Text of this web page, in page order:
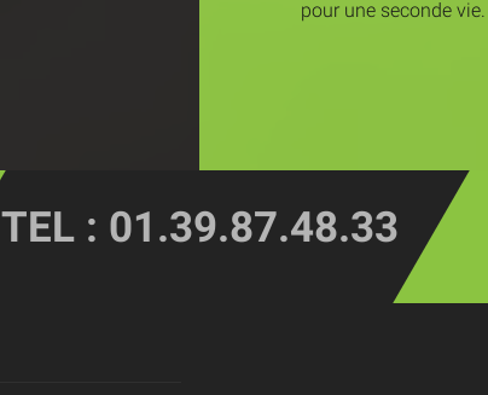
pour une seconde vie.
TEL : 01.39.87.48.33